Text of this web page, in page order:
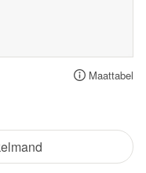
Maattabel